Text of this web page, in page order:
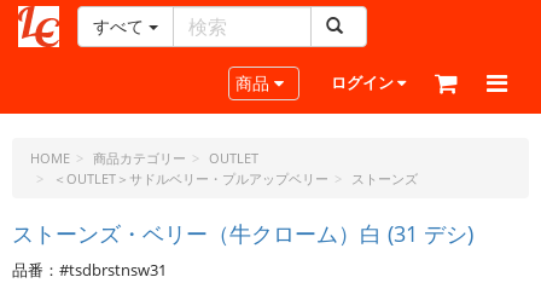
ー
ラ
フ
ド
ッ
ト・
すべて
Toggle navigation
商品 ログイン
HOME 商品カテゴリー
OUTLET
＜OUTLET＞サドルベリー・プルアップベリー
ストーンズ
ストーンズ・ベリー（牛クローム）白 (31 デシ)
品番：#tsdbrstnsw31